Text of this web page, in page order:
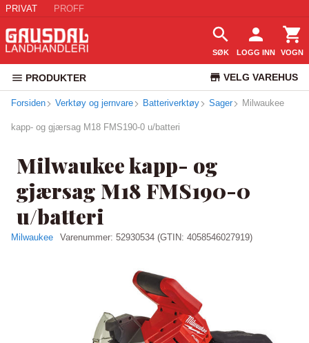
PRIVAT PROFF
SØK LOGG INN VOGN
PRODUKTER VELG VAREHUS
KUNDESERVICE
Forsiden Verktøy og jernvare Batteriverktøy Sager Milwaukee
kapp- og gjærsag M18 FMS190-0 u/batteri
Milwaukee kapp- og
gjærsag M18 FMS190-0
u/batteri
Milwaukee Varenummer: 52930534 (GTIN: 4058546027919)